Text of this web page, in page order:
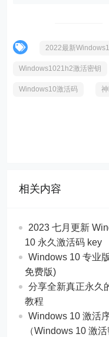
2022最新
Windows1021h2激活密钥
Windows10激活码
相关内容
2023 七月更新
10 永久激活码 key
Windows 10 专业
免费版)
分享全新真正永久
教程
Windows 10 激活
（Windows 10 激活